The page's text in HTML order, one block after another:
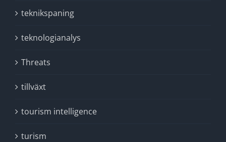
teknikspaning
teknologianalys
Threats
tillväxt
tourism intelligence
turism